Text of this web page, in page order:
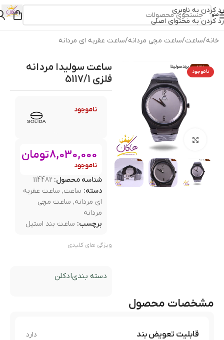
رد کردن به ناوبری
رد کردن به محتوای اصلی
منو
خانه/ساعت/ساعت مچی مردانه/ساعت عقربه ای مردانه
ناموجود
بزرگنمایی تصویر
ساعت سولیدا مردانه
فلزی 5117/1
ناموجود
8,030,000تومان
ناموجود
شناسه محصول: 114482
دسته: ساعت, ساعت عقربه
ای مردانه, ساعت مچی
مردانه
برچسب: ساعت بند استیل
ویژگی های کلیدی
دسته بندیادکلن
مشخصات محصول
قابلیت تعویض بند دارد